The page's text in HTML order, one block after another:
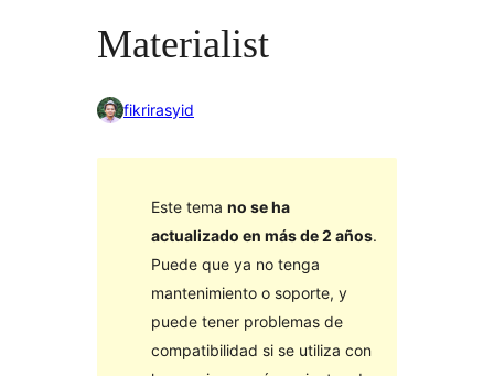
Materialist
fikrirasyid
Este tema no se ha
actualizado en más de 2 años.
Puede que ya no tenga
mantenimiento o soporte, y
puede tener problemas de
compatibilidad si se utiliza con